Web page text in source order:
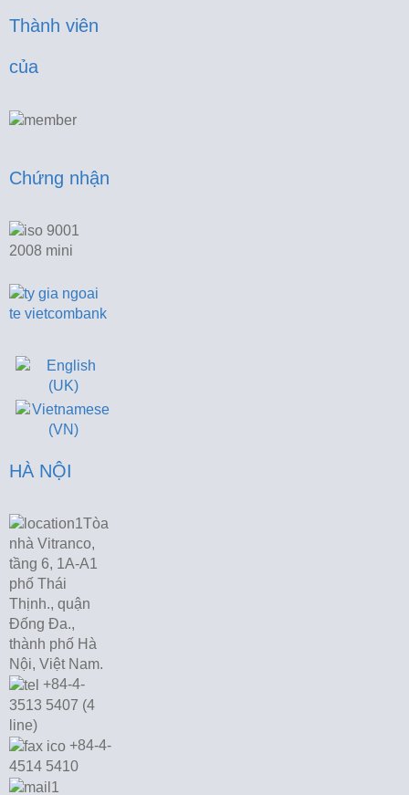
Thành viên
của
Chứng nhận
HÀ NỘI
Tòa
nhà Vitranco,
tầng 6, 1A-A1
phố Thái
Thịnh., quận
Đống Đa.,
thành phố Hà
Nội, Việt Nam.
+84-4-
3513 5407 (4
line)
+84-4-
4514 5410